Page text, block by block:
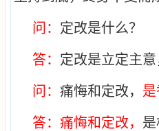
问： 定改是什么？
答： 定改是立定主
问： 痛悔和定改， 是
答：痛悔和定改，